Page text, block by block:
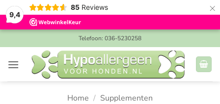
9,4
85 Reviews ×
Ga
naar
inhoud
Telefoon: 036-5230258
Home / Supplementen